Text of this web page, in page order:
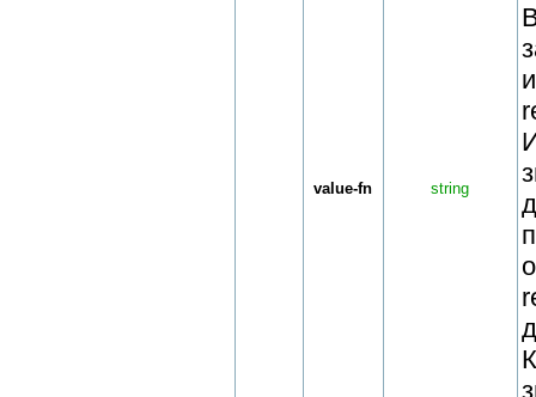
value-fn string